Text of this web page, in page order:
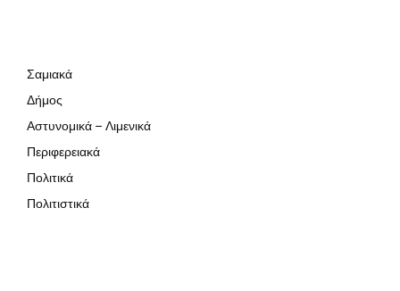
Σαμιακά
Δήμος
Αστυνομικά – Λιμενικά
Περιφερειακά
Πολιτικά
Πολιτιστικά